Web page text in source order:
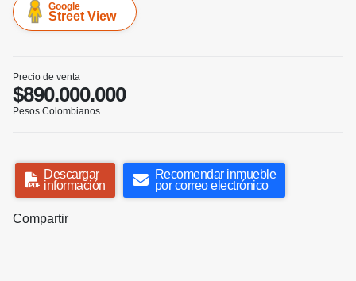
Google
Street View
Precio de venta
$890.000.000
Pesos Colombianos
Descargar
información
Recomendar inmueble
por correo electrónico
Compartir